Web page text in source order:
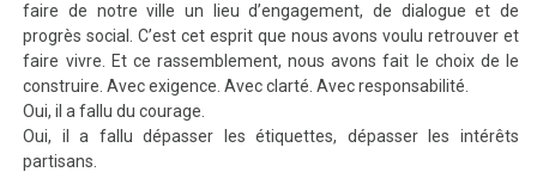
faire de notre ville un lieu d’engagement, de dialogue et de
progrès social. C’est cet esprit que nous avons voulu retrouver et
faire vivre. Et ce rassemblement, nous avons fait le choix de le
construire. Avec exigence. Avec clarté. Avec responsabilité.
Oui, il a fallu du courage.
Oui, il a fallu dépasser les étiquettes, dépasser les intérêts
partisans.